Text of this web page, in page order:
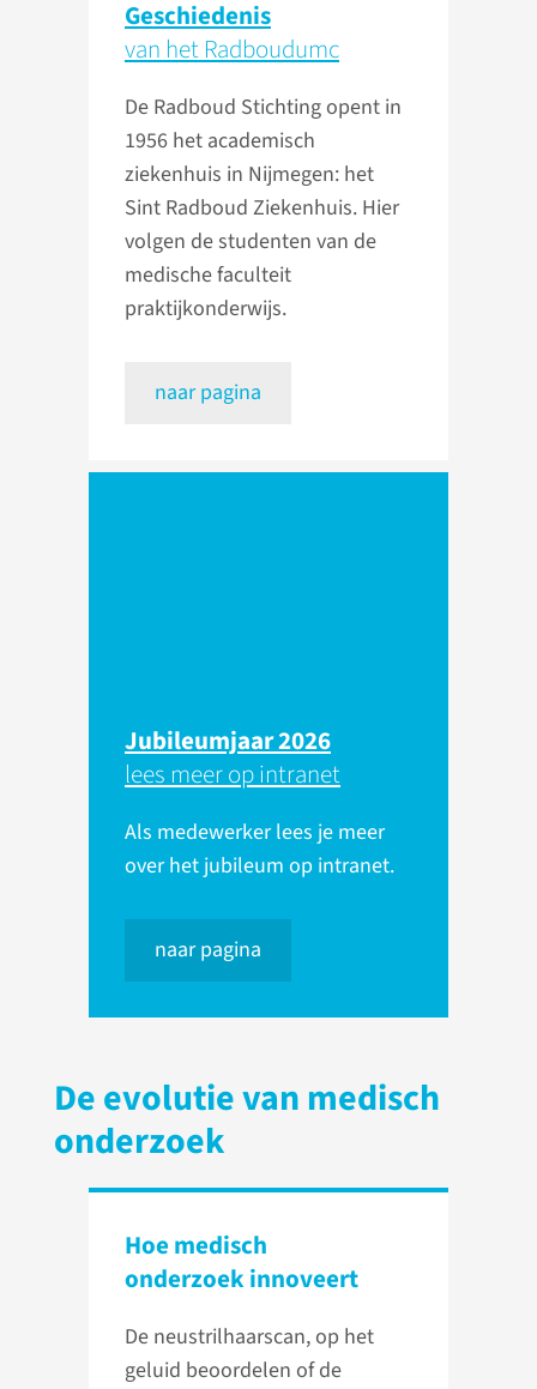
Geschiedenis
van het Radboudumc
De Radboud Stichting opent in
1956 het academisch
ziekenhuis in Nijmegen: het
Sint Radboud Ziekenhuis. Hier
volgen de studenten van de
medische faculteit
praktijkonderwijs.
naar pagina
Jubileumjaar 2026
lees meer op intranet
Als medewerker lees je meer
over het jubileum op intranet.
naar pagina
De evolutie van medisch
onderzoek
Hoe medisch
onderzoek innoveert
De neustrilhaarscan, op het
geluid beoordelen of de